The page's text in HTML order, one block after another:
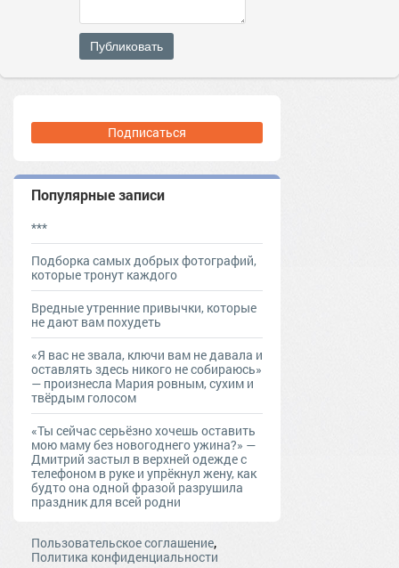
Публиковать
Подписаться
Популярные записи
***
Подборка самых добрых фотографий,
которые тронут каждого
Вредные утренние привычки, которые
не дают вам похудеть
«Я вас не звала, ключи вам не давала и
оставлять здесь никого не собираюсь»
— произнесла Мария ровным, сухим и
твёрдым голосом
«Ты сейчас серьёзно хочешь оставить
мою маму без новогоднего ужина?» —
Дмитрий застыл в верхней одежде с
телефоном в руке и упрёкнул жену, как
будто она одной фразой разрушила
праздник для всей родни
Пользовательское соглашение,
Политика конфиденциальности